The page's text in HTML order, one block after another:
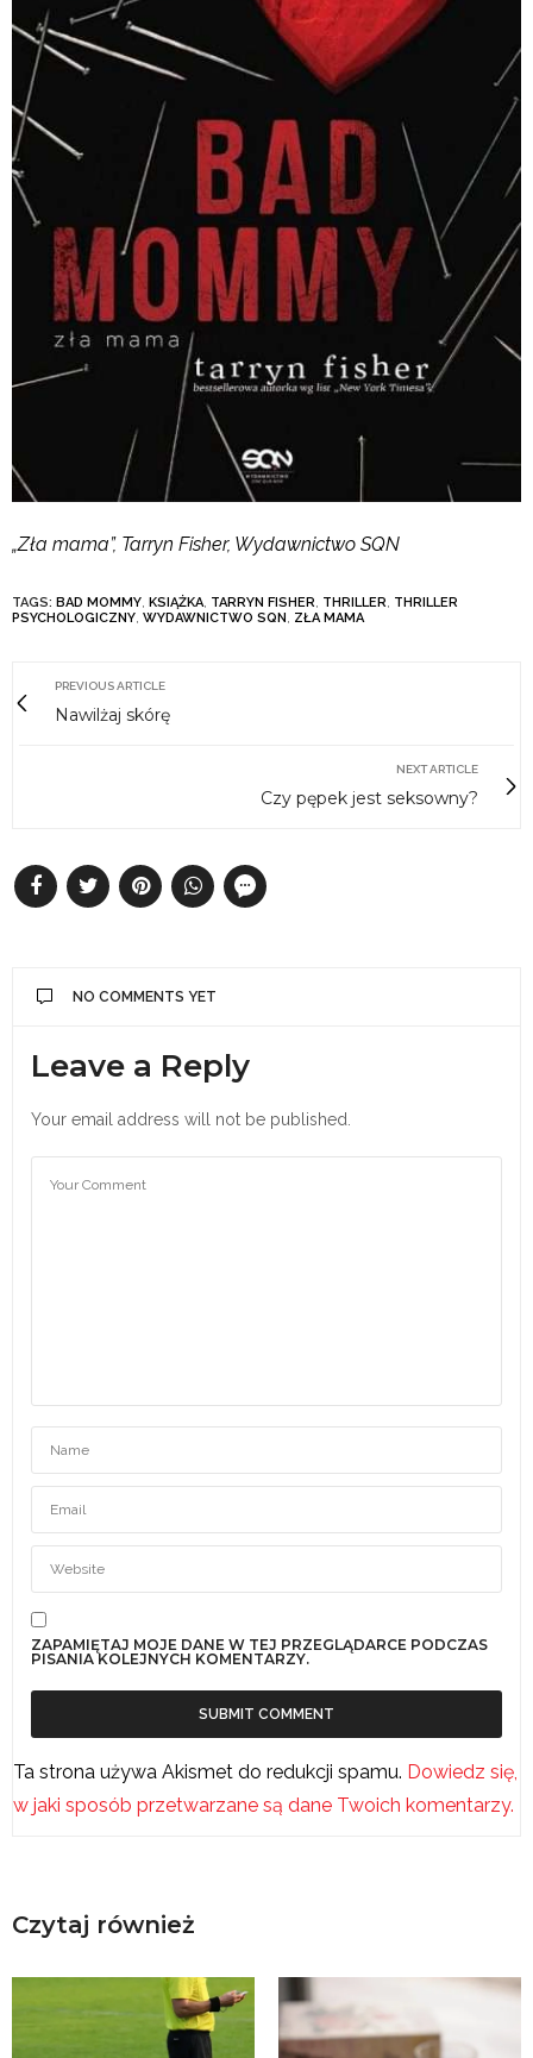
„Zła mama”, Tarryn Fisher, Wydawnictwo SQN
TAGS: BAD MOMMY, KSIĄŻKA, TARRYN FISHER, THRILLER, THRILLER
PSYCHOLOGICZNY, WYDAWNICTWO SQN, ZŁA MAMA
PREVIOUS ARTICLE
Nawilżaj skórę
NEXT ARTICLE
Czy pępek jest seksowny?
NO COMMENTS YET
Leave a Reply
Your email address will not be published.
ZAPAMIĘTAJ MOJE DANE W TEJ PRZEGLĄDARCE PODCZAS
PISANIA KOLEJNYCH KOMENTARZY.
Ta strona używa Akismet do redukcji spamu. Dowiedz się,
w jaki sposób przetwarzane są dane Twoich komentarzy.
Czytaj również